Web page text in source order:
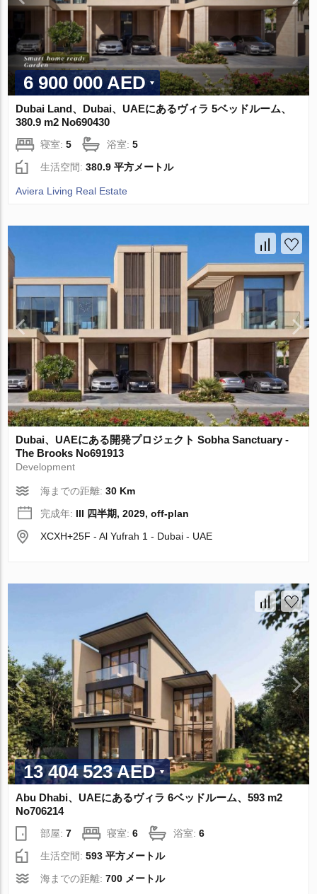
6 900 000 AED
Dubai Land、Dubai、UAEにあるヴィラ 5ベッドルーム、
380.9 m2 No690430
寝室:5 浴室:5
生活空間:380.9 平方メートル
Aviera Living Real Estate
Dubai、UAEにある開発プロジェクト Sobha Sanctuary -
The Brooks No691913
Development
海までの距離:30 Km
完成年: III 四半期, 2029, off-plan
XCXH+25F - Al Yufrah 1 - Dubai - UAE
13 404 523 AED
Abu Dhabi、UAEにあるヴィラ 6ベッドルーム、593 m2
No706214
部屋:7 寝室:6 浴室:6
生活空間:593 平方メートル
海までの距離:700 メートル